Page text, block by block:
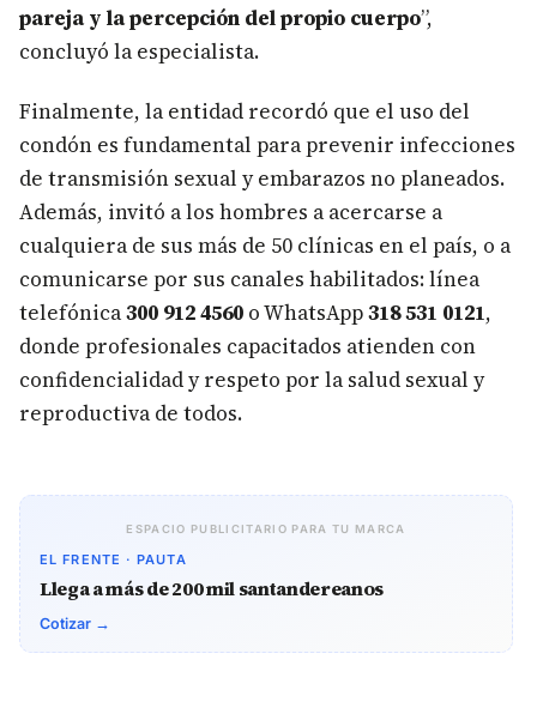
pareja y la percepción del propio cuerpo”,
concluyó la especialista.
Finalmente, la entidad recordó que el uso del
condón es fundamental para prevenir infecciones
de transmisión sexual y embarazos no planeados.
Además, invitó a los hombres a acercarse a
cualquiera de sus más de 50 clínicas en el país, o a
comunicarse por sus canales habilitados: línea
telefónica300 912 4560 o WhatsApp318 531 0121,
donde profesionales capacitados atienden con
confidencialidad y respeto por la salud sexual y
reproductiva de todos.
ESPACIO PUBLICITARIO PARA TU MARCA
EL FRENTE · PAUTA
Llega a más de 200 mil santandereanos
Cotizar →